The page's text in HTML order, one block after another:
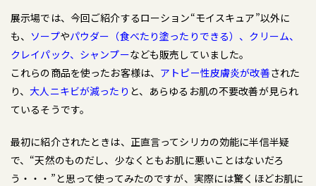
展示場では、今回ご紹介するローション“モイスキュア”以外に
も、 ソープやパウダー（食べたり塗ったりできる）、クリーム、
クレイパック、シャンプーなども販売していました。
これらの商品を使ったお客様は、 アトピー性皮膚炎が改善された
り、大人ニキビが減ったり と、あらゆるお肌の不要改善が見られ
ているそうです。
最初に紹介されたときは、正直言ってシリカの効能に半信半疑
で、“天然のものだし、少なくともお肌に悪いことはないだろ
う・・・”と思って使ってみたのですが、実際には驚くほどお肌に